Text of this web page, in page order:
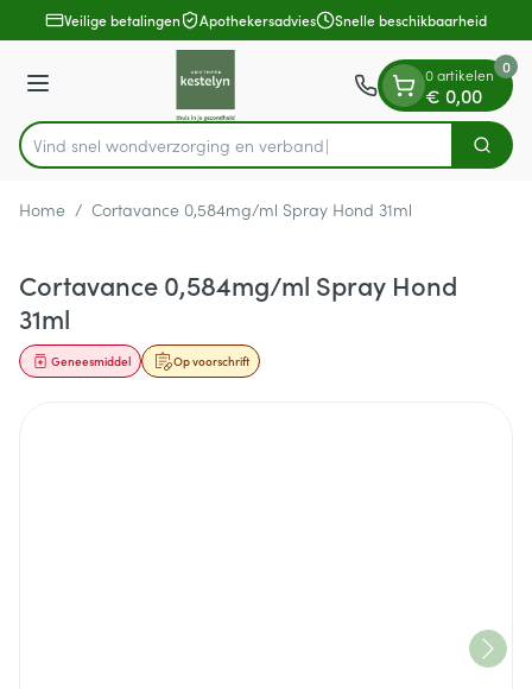
Ga naar de inhoud
1 van 1Veilige betalingen Apothekersadvies Snelle beschikbaarheid
Menu
Product, merk, categorie...
Vind snel wondverzorging en verband Zoek
0 artikelen
€ 0,00
0
Home / Cortavance 0,584mg/ml Spray Hond 31ml
Cortavance 0,584mg/ml Spray Hond
31ml
Op voorschrift
Geneesmiddel